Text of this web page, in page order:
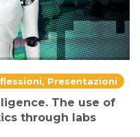
Presentazioni
The use of
through labs